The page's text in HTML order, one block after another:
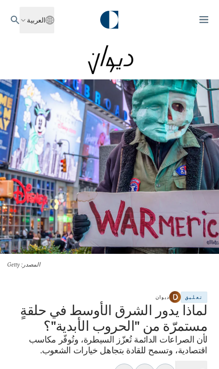
العربية
المصدر : Getty
تعليق ديوان
لماذا يدور الشرق الأوسط في حلقةٍ
مستمرّة من "الحروب الأبدية"؟
لأن الصراعات الدائمة تُعزّز السيطرة، وتُوفّر مكاسب
اقتصادية، وتسمح للقادة بتجاهل خيارات الشعوب.